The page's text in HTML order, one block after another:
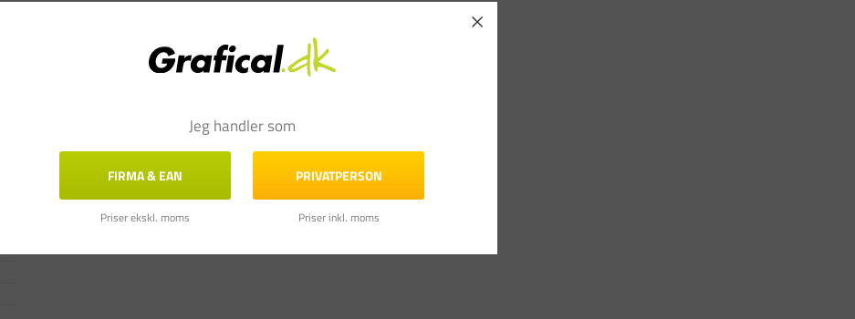
Jeg handler som
FIRMA & EAN
Priser ekskl. moms
PRIVATPERSON
Priser inkl. moms